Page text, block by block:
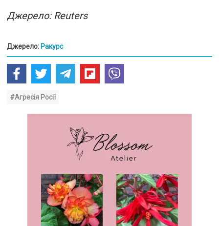
Джерело: Reuters
Джерело: Ракурс
#Агресія Росії